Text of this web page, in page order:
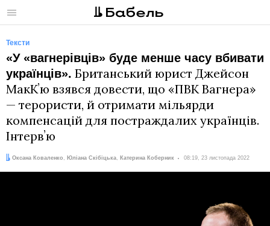
Меню
Тексти
«У «вагнерівців» буде менше часу вбивати
українців». Британський юрист Джейсон
МакКʼю взявся довести, що «ПВК Вагнера»
— терористи, й отримати мільярди
компенсацій для постраждалих українців.
Інтервʼю
Автори:
Оксана Коваленко , Юліана Скібіцька, Катерина Коберник
Дата: 08:19, 23 листопада 2022